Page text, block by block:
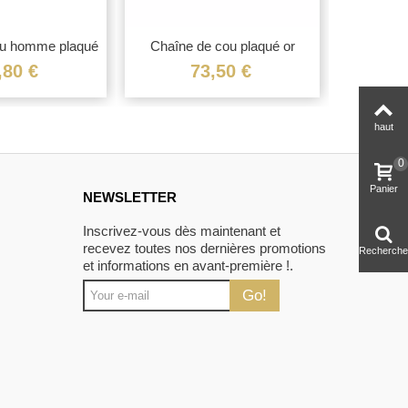
homme plaqué
€
Chaîne de cou plaqué or
maille...
73,50 €
NEWSLETTER
Inscrivez-vous dès maintenant et
recevez toutes nos dernières promotions
et informations en avant-première !.
Go!
haut
Panier
0